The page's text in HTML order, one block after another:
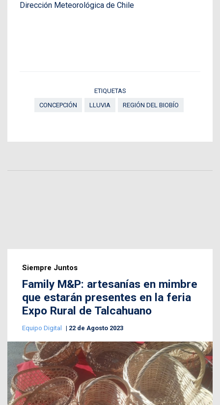
Dirección Meteorológica de Chile
ETIQUETAS
CONCEPCIÓN
LLUVIA REGIÓN DEL BIOBÍO
Siempre Juntos
Family M&P: artesanías en mimbre
que estarán presentes en la feria
Expo Rural de Talcahuano
Equipo Digital 22 de Agosto 2023